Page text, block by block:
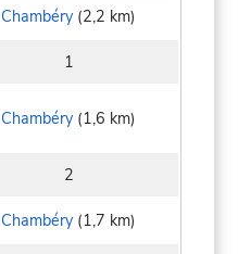
Chambéry (2,2 km)
1
Chambéry (1,6 km)
2
Chambéry (1,7 km)